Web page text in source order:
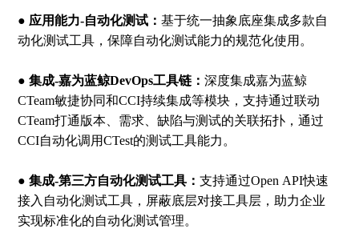
● 应用能力-自动化测试：基于统一抽象底座集成多款自
动化测试工具，保障自动化测试能力的规范化使用。
● 集成-嘉为蓝鲸DevOps工具链：深度集成嘉为蓝鲸
CTeam敏捷协同和CCI持续集成等模块，支持通过联动
CTeam打通版本、需求、缺陷与测试的关联拓扑，通过
CCI自动化调用CTest的测试工具能力。
● 集成-第三方自动化测试工具：支持通过Open API快速
接入自动化测试工具，屏蔽底层对接工具层，助力企业
实现标准化的自动化测试管理。